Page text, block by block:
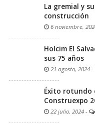
La gremial y
construcción
6 noviembre,
Holcim El
sus 75 años
21 agosto, 2024 -
Éxito rotundo
Construexpo
22 julio, 2024 -